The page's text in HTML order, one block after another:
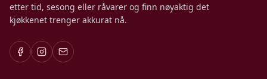
etter tid, sesong eller råvarer og finn nøyaktig det
kjøkkenet trenger akkurat nå.